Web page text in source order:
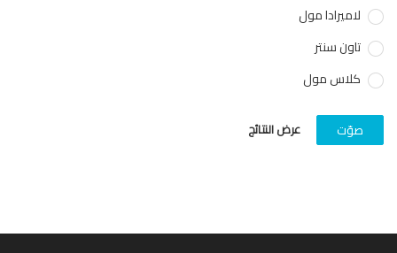
لاميرادا مول
تاون سنتر
كلاس مول
عرض النتائج